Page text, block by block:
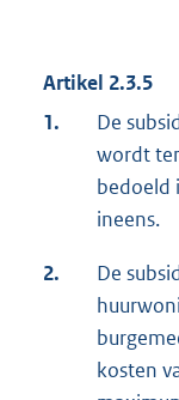
Artikel 2.3.5
1.
De
wordt
bedoeld
ineens.
2.
De
kosten